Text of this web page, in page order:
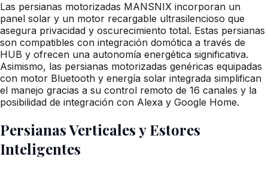
Las persianas motorizadas MANSNIX incorporan un
panel solar y un motor recargable ultrasilencioso que
asegura privacidad y oscurecimiento total. Estas persianas
son compatibles con integración domótica a través de
HUB y ofrecen una autonomía energética significativa.
Asimismo, las persianas motorizadas genéricas equipadas
con motor Bluetooth y energía solar integrada simplifican
el manejo gracias a su control remoto de 16 canales y la
posibilidad de integración con Alexa y Google Home.
Persianas Verticales y Estores
Inteligentes